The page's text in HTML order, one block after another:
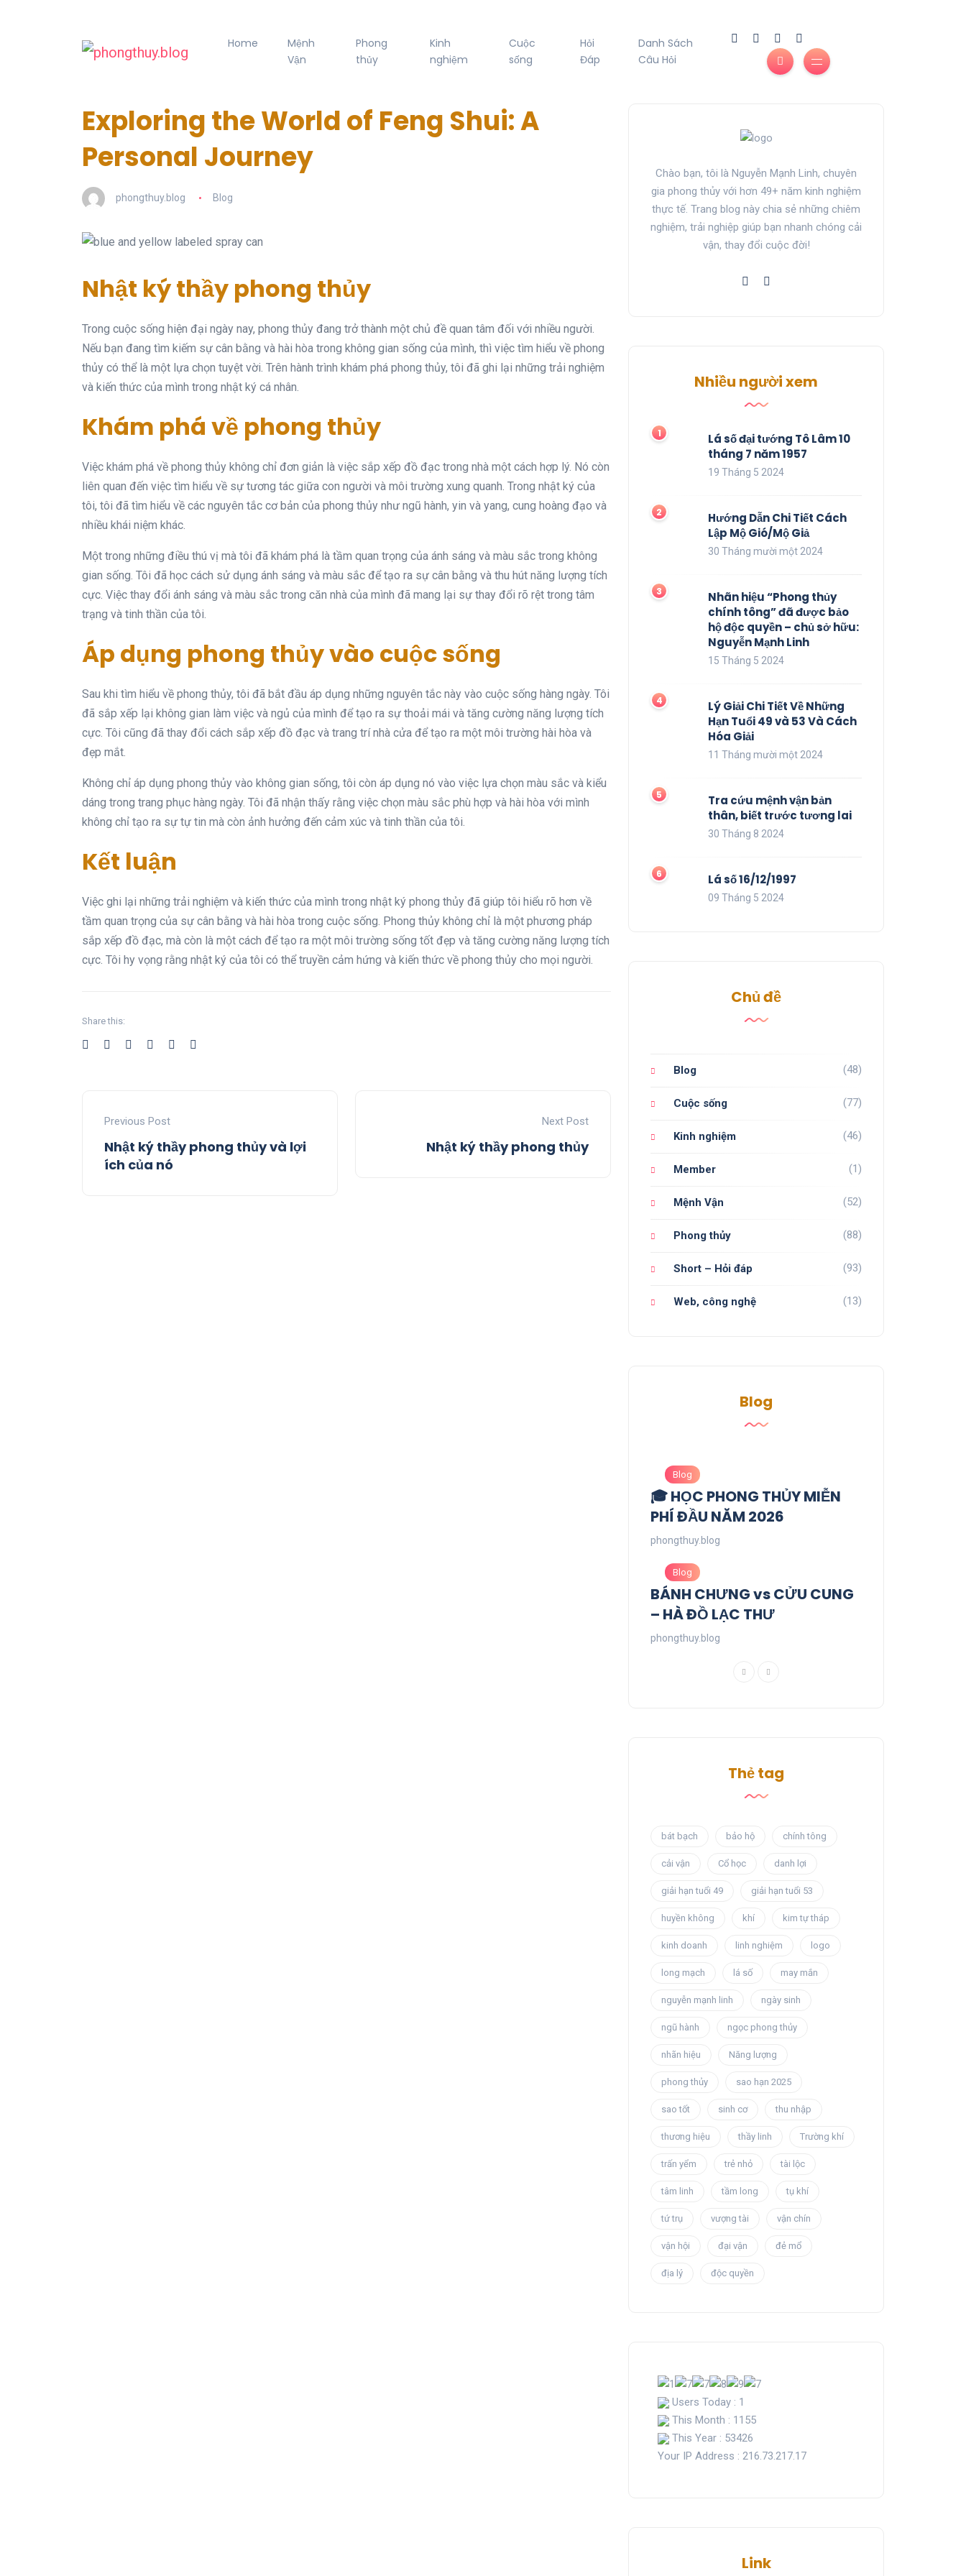
Home
Mệnh
Vận
Phong
thủy
Kinh
nghiệm
Cuộc
sống
Hỏi
Đáp
Danh Sách
Câu Hỏi
Exploring the World of Feng Shui: A
Personal Journey
phongthuy.blog Blog
Nhật ký thầy phong thủy
Trong cuộc sống hiện đại ngày nay, phong thủy đang trở thành một chủ đề quan tâm đối với nhiều người.
Nếu bạn đang tìm kiếm sự cân bằng và hài hòa trong không gian sống của mình, thì việc tìm hiểu về phong
thủy có thể là một lựa chọn tuyệt vời. Trên hành trình khám phá phong thủy, tôi đã ghi lại những trải nghiệm
và kiến thức của mình trong nhật ký cá nhân.
Khám phá về phong thủy
Việc khám phá về phong thủy không chỉ đơn giản là việc sắp xếp đồ đạc trong nhà một cách hợp lý. Nó còn
liên quan đến việc tìm hiểu về sự tương tác giữa con người và môi trường xung quanh. Trong nhật ký của
tôi, tôi đã tìm hiểu về các nguyên tắc cơ bản của phong thủy như ngũ hành, yin và yang, cung hoàng đạo và
nhiều khái niệm khác.
Một trong những điều thú vị mà tôi đã khám phá là tầm quan trọng của ánh sáng và màu sắc trong không
gian sống. Tôi đã học cách sử dụng ánh sáng và màu sắc để tạo ra sự cân bằng và thu hút năng lượng tích
cực. Việc thay đổi ánh sáng và màu sắc trong căn nhà của mình đã mang lại sự thay đổi rõ rệt trong tâm
trạng và tinh thần của tôi.
Áp dụng phong thủy vào cuộc sống
Sau khi tìm hiểu về phong thủy, tôi đã bắt đầu áp dụng những nguyên tắc này vào cuộc sống hàng ngày. Tôi
đã sắp xếp lại không gian làm việc và ngủ của mình để tạo ra sự thoải mái và tăng cường năng lượng tích
cực. Tôi cũng đã thay đổi cách sắp xếp đồ đạc và trang trí nhà cửa để tạo ra một môi trường hài hòa và
đẹp mắt.
Không chỉ áp dụng phong thủy vào không gian sống, tôi còn áp dụng nó vào việc lựa chọn màu sắc và kiểu
dáng trong trang phục hàng ngày. Tôi đã nhận thấy rằng việc chọn màu sắc phù hợp và hài hòa với mình
không chỉ tạo ra sự tự tin mà còn ảnh hưởng đến cảm xúc và tinh thần của tôi.
Kết luận
Việc ghi lại những trải nghiệm và kiến thức của mình trong nhật ký phong thủy đã giúp tôi hiểu rõ hơn về
tầm quan trọng của sự cân bằng và hài hòa trong cuộc sống. Phong thủy không chỉ là một phương pháp
sắp xếp đồ đạc, mà còn là một cách để tạo ra một môi trường sống tốt đẹp và tăng cường năng lượng tích
cực. Tôi hy vọng rằng nhật ký của tôi có thể truyền cảm hứng và kiến thức về phong thủy cho mọi người.
Share this:
Previous Post
Nhật ký thầy phong thủy và lợi
ích của nó
Next Post
Nhật ký thầy phong thủy
Chào bạn, tôi là Nguyễn Mạnh Linh, chuyên
gia phong thủy với hơn 49+ năm kinh nghiệm
thực tế. Trang blog này chia sẻ những chiêm
nghiệm, trải nghiệp giúp bạn nhanh chóng cải
vận, thay đổi cuộc đời!
Nhiều người xem
Lá số đại tướng Tô Lâm 10
tháng 7 năm 1957
19 Tháng 5 2024
Hướng Dẫn Chi Tiết Cách
Lập Mộ Gió/Mộ Giả
30 Tháng mười một 2024
Nhãn hiệu “Phong thủy
chính tông” đã được bảo
hộ độc quyền – chủ sở hữu:
Nguyễn Mạnh Linh
15 Tháng 5 2024
Lý Giải Chi Tiết Về Những
Hạn Tuổi 49 và 53 Và Cách
Hóa Giải
11 Tháng mười một 2024
Tra cứu mệnh vận bản
thân, biết trước tương lai
30 Tháng 8 2024
Lá số 16/12/1997
09 Tháng 5 2024
Chủ đề
Blog (48)
Cuộc sống (77)
Kinh nghiệm (46)
Member (1)
Mệnh Vận (52)
Phong thủy (88)
Short – Hỏi đáp (93)
Web, công nghệ (13)
Blog
Blog
🎓 HỌC PHONG THỦY MIỄN
PHÍ ĐẦU NĂM 2026
phongthuy.blog
Blog
BÁNH CHƯNG vs CỬU CUNG
– HÀ ĐỒ LẠC THƯ
phongthuy.blog
Thẻ tag
bát bạch bảo hộ chính tông
cải vận Cổ học danh lợi
giải hạn tuổi 49 giải hạn tuổi 53
huyền không khí kim tự tháp
kinh doanh linh nghiệm logo
long mạch lá số may mắn
nguyễn mạnh linh ngày sinh
ngũ hành ngọc phong thủy
nhãn hiệu Năng lượng
phong thủy sao hạn 2025
sao tốt sinh cơ thu nhập
thương hiệu thầy linh Trường khí
trấn yểm trẻ nhỏ tài lộc
tâm linh tầm long tụ khí
tứ trụ vượng tài vận chín
vận hội đại vận đẻ mổ
địa lý độc quyền
Users Today : 1
This Month : 1155
This Year : 53426
Your IP Address : 216.73.217.17
Link